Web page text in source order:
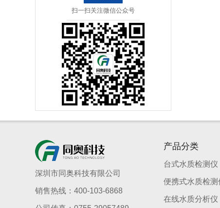
扫一扫关注微信公众号
深圳市同奥科技有限公司
销售热线：400-103-6868
产品分类
台式水质检测仪
便携式水质检测
在线水质分析仪